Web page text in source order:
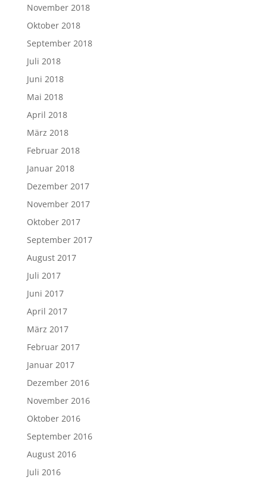
November 2018
Oktober 2018
September 2018
Juli 2018
Juni 2018
Mai 2018
April 2018
März 2018
Februar 2018
Januar 2018
Dezember 2017
November 2017
Oktober 2017
September 2017
August 2017
Juli 2017
Juni 2017
April 2017
März 2017
Februar 2017
Januar 2017
Dezember 2016
November 2016
Oktober 2016
September 2016
August 2016
Juli 2016